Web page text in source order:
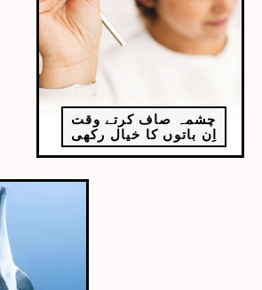
چشمہ صاف کرتے وقت
اِن باتوں کا خیال رکھی